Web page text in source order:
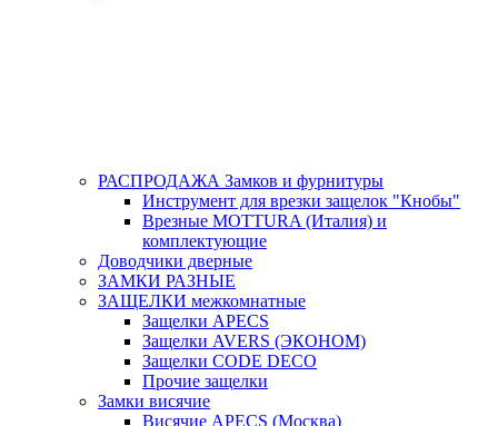
РАСПРОДАЖА Замков и фурнитуры
Инструмент для врезки защелок "Кнобы"
Врезные MOTTURA (Италия) и
комплектующие
Доводчики дверные
ЗАМКИ РАЗНЫЕ
ЗАЩЕЛКИ межкомнатные
Защелки APECS
Защелки AVERS (ЭКОНОМ)
Защелки CODE DECO
Прочие защелки
Замки висячие
Висячие APECS (Москва)